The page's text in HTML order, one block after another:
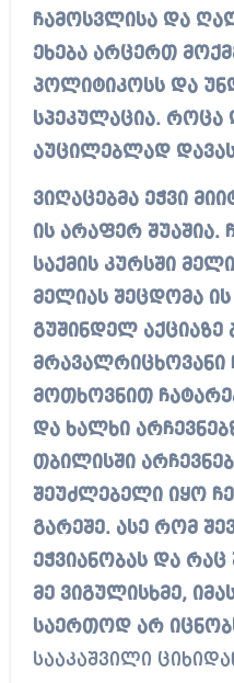
ჩამოსვლისა და
ეხება არცერთ
პოლიტიკოსს და
სპეკულაცია. როცა
აუცილებლად
ვიღაცებმა ეჭვი
ის არაფერ შუაშია.
საქმის კურსში
მელიას შეცდომა
გუშინდელ
მრავალრიცხოვანი
მოთხოვნით
და ხალხი
თბილისში
შეუძლებელი იყო
გარეშე. ასე რომ
ეჭვიანობას და რაც
მე ვიგულისხმე,
საერთოდ არ
სააკაშვილი